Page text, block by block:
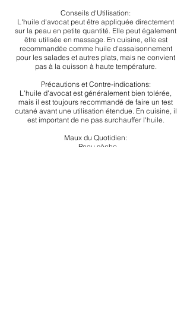
Conseils d'Utilisation:
L'huile d'avocat peut être appliquée directement
sur la peau en petite quantité. Elle peut également
être utilisée en massage. En cuisine, elle est
recommandée comme huile d'assaisonnement
pour les salades et autres plats, mais ne convient
pas à la cuisson à haute température.
Précautions et Contre-indications:
L'huile d'avocat est généralement bien tolérée,
mais il est toujours recommandé de faire un test
cutané avant une utilisation étendue. En cuisine, il
est important de ne pas surchauffer l'huile.
Maux du Quotidien:
- Peau sèche